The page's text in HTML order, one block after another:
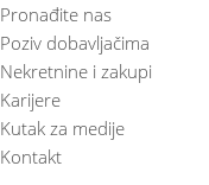
Pronađite nas
Poziv dobavljačima
Nekretnine i zakupi
Karijere
Kutak za medije
Kontakt